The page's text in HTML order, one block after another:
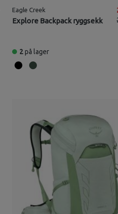
Eagle Creek
Explore Backpack ryggsekk
2 på lager